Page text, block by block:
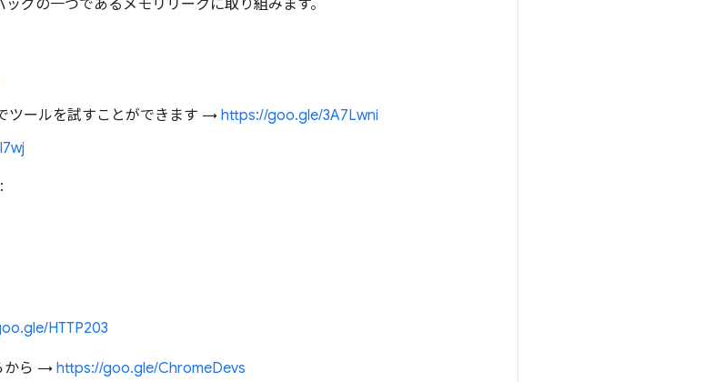
グの一つであるメモリリークに取り組みます。
ツールを試すことができます →https://goo.gle/3A7Lwni
HTTP203
から → https://goo.gle/ChromeDevs